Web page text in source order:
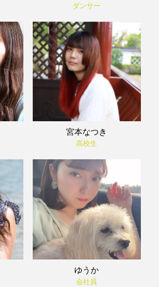
ダンサー
宮本なつき
高校生
ゆうか
会社員